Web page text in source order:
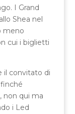
I Grand
Shea nel
meno
cui i biglietti
il convitato di
non qui ma
i Led